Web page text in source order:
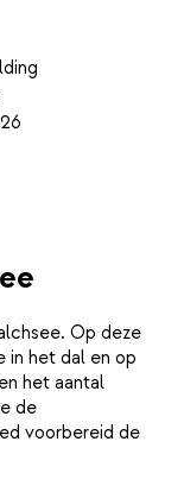
Op deze
in het dal en op
het aantal
de
voorbereid de